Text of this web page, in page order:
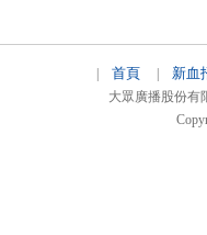
首頁 新血
大眾廣播股份有